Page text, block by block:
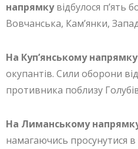
напрямкувідбулося п’ять
Вовчанська, Кам’янки,
На Куп’янському напрямку
окупантів. Сили оборони
противника поблизу
На Лиманському
намагаючись просунутися